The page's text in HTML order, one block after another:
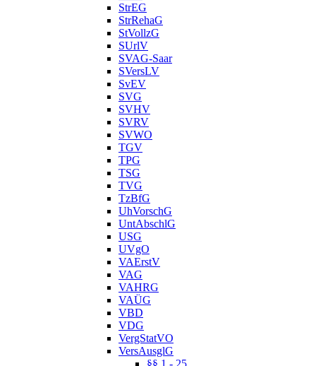
StrEG
StrRehaG
StVollzG
SUrlV
SVAG-Saar
SVersLV
SvEV
SVG
SVHV
SVRV
SVWO
TGV
TPG
TSG
TVG
TzBfG
UhVorschG
UntAbschlG
USG
UVgO
VAErstV
VAG
VAHRG
VAÜG
VBD
VDG
VergStatVO
VersAusglG
§§ 1 - 25